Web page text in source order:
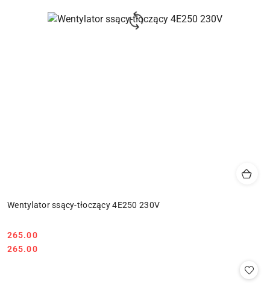
Wentylator ssący-tłoczący 4E250 230V
Cena:
265.00
Cena:
265.00